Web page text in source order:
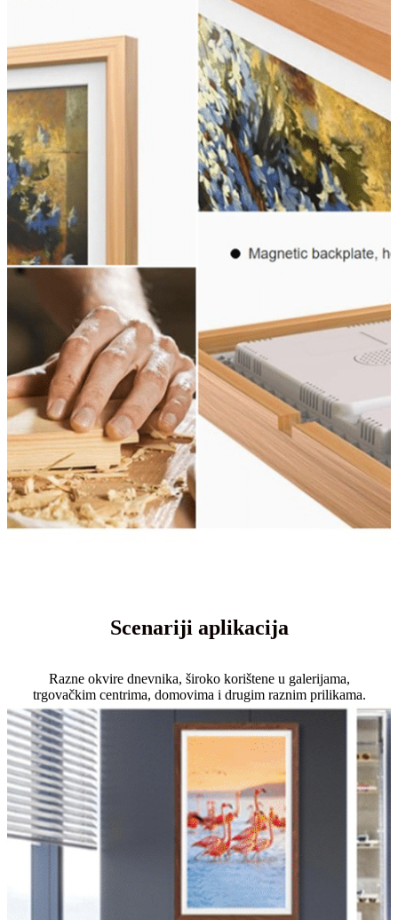
Scenariji aplikacija
Razne okvire dnevnika, široko korištene u galerijama,
trgovačkim centrima, domovima i drugim raznim prilikama.